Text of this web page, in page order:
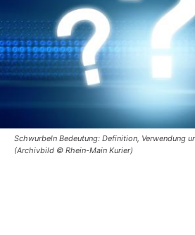
Schwurbeln Bedeutung: Definition, Verwendung
(Archivbild © Rhein-Main Kurier)